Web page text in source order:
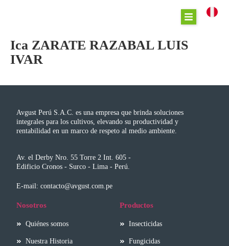
Ica ZARATE RAZABAL LUIS
IVAR
Avgust Perú S.A.C. es una empresa que brinda soluciones
integrales para los cultivos, elevando su productividad y
rentabilidad en un marco de respeto al medio ambiente.
Av. el Derby Nro. 55 Torre 2 Int. 605 -
Edificio Cronos - Surco - Lima - Perú.
E-mail: contacto@avgust.com.pe
Nosotros
Quiénes somos
Nuestra Historia
Productos
Insecticidas
Fungicidas